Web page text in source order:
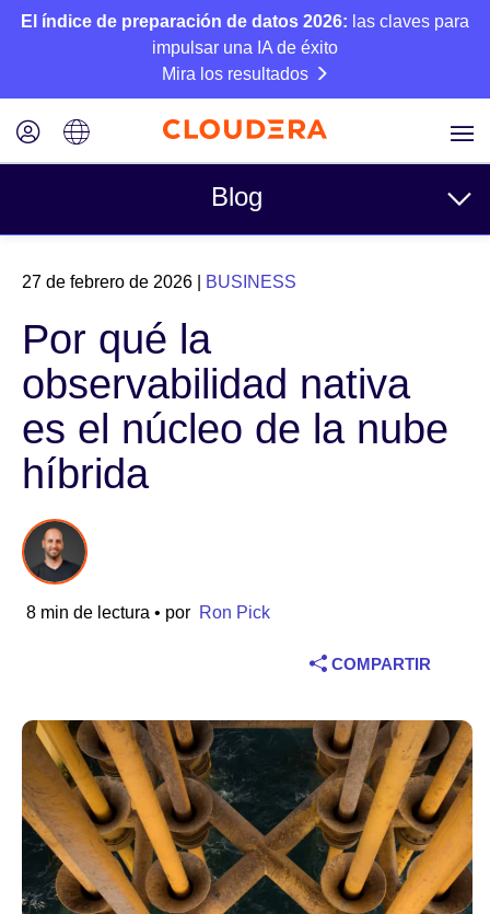
El índice de preparación de datos 2026: las claves para
impulsar una IA de éxito
Mira los resultados
Blog
Temas
Business
Técnico
Cultura
Sector
Servicios financieros
Telecomunicaciones
Tecnología
Sector público
27 de febrero de 2026 BUSINESS
Por qué la
observabilidad nativa
es el núcleo de la nube
híbrida
8 min de lectura • por Ron Pick
COMPARTIR